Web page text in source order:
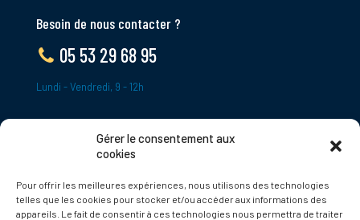
Gérer le consentement aux
cookies
Pour offrir les meilleures expériences, nous utilisons des technologies
telles que les cookies pour stocker et/ou accéder aux informations des
appareils. Le fait de consentir à ces technologies nous permettra de traiter
Besoin de nous contacter ?
05 53 29 68 95
Lundi - Vendredi, 9 - 12h
24620 Tamniès
France